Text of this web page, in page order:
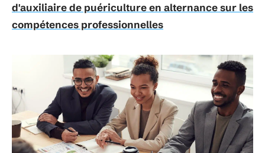
d'auxiliaire de puériculture en alternance sur les
compétences professionnelles